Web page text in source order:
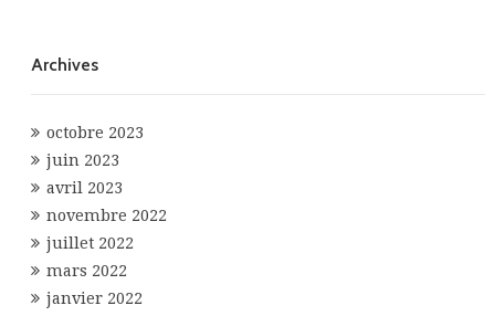
Archives
octobre 2023
juin 2023
avril 2023
novembre 2022
juillet 2022
mars 2022
janvier 2022